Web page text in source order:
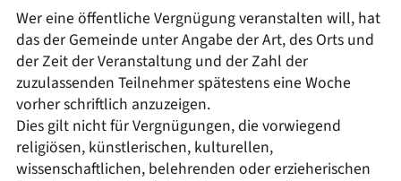
Wer eine öffentliche Vergnügung veranstalten will, hat
das der Gemeinde unter Angabe der Art, des Orts und
der Zeit der Veranstaltung und der Zahl der
zuzulassenden Teilnehmer spätestens eine Woche
vorher schriftlich anzuzeigen.
Dies gilt nicht für Vergnügungen, die vorwiegend
religiösen, künstlerischen, kulturellen,
wissenschaftlichen, belehrenden oder erzieherischen